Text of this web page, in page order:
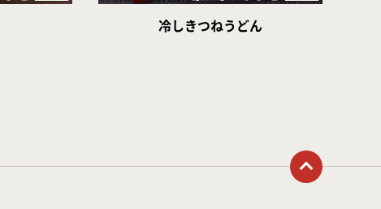
冷しきつねうどん
トップに戻る